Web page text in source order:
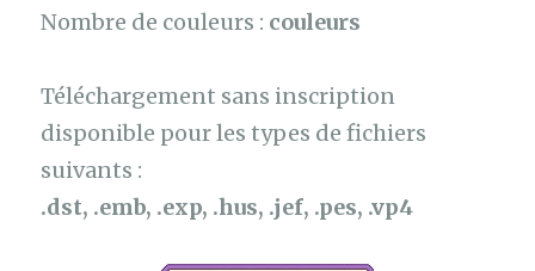
Nombre de couleurs : couleurs
Téléchargement sans inscription
disponible pour les types de fichiers
suivants :
.dst, .emb, .exp, .hus, .jef, .pes, .vp4